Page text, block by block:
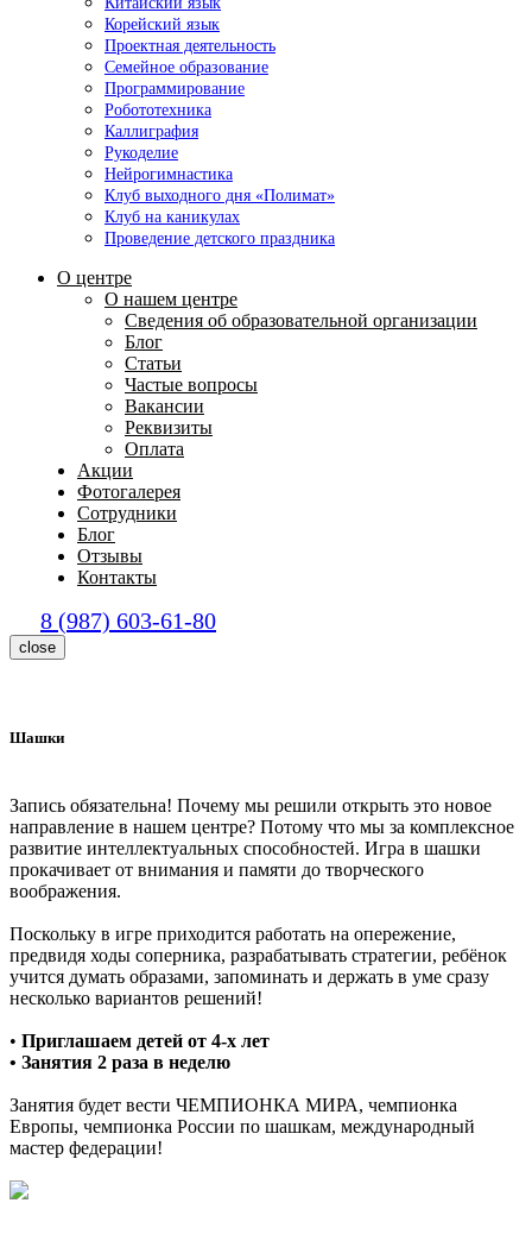
Корейский язык
Проектная деятельность
Семейное образование
Программирование
Робототехника
Каллиграфия
Рукоделие
Нейрогимнастика
Клуб выходного дня «Полимат»
Клуб на каникулах
Проведение детского праздника
О центре
О нашем центре
Сведения об образовательной организации
Блог
Статьи
Частые вопросы
Вакансии
Реквизиты
Оплата
Акции
Фотогалерея
Сотрудники
Блог
Отзывы
Контакты
8 (987) 603-61-80
close
Шашки
Запись обязательнa! Почему мы решили открыть это новое
направление в нашем центре? Потому что мы за комплексное
развитие интеллектуальных способностей. Игра в шашки
прокачивает от внимания и памяти до творческого
воображения.
Поскольку в игре приходится работать на опережение,
предвидя ходы соперника, разрабатывать стратегии, ребёнок
учится думать образами, запоминать и держать в уме сразу
несколько вариантов решений!
• Приглашаем детей от 4-х лет
• Занятия 2 раза в неделю
Занятия будет вести ЧЕМПИОНКА МИРА, чемпионка
Европы, чемпионка России по шашкам, международный
мастер федерации!